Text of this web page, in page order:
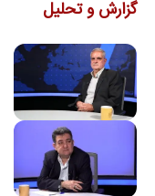
گزارش و تحلیل